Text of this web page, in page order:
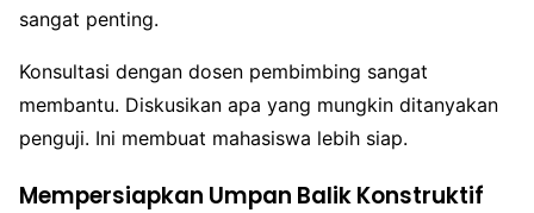
sangat penting.
Konsultasi dengan dosen pembimbing sangat
membantu. Diskusikan apa yang mungkin ditanyakan
penguji. Ini membuat mahasiswa lebih siap.
Mempersiapkan Umpan Balik Konstruktif